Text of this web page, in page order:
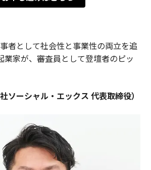
者として社会性と事業性の両立を追
業家が、審査員として登壇者のピッ
ソーシャル・エックス 代表取締役）